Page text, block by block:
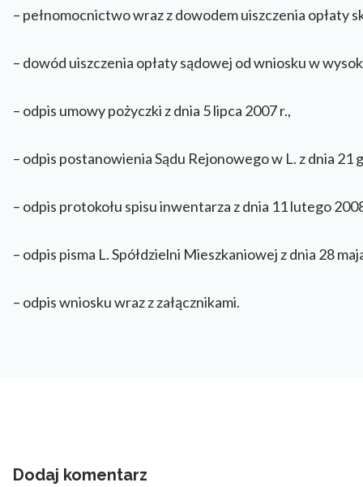
– pełnomocnictwo wraz z dowodem uiszczenia opłaty
– dowód uiszczenia opłaty sądowej od wniosku w
– odpis umowy pożyczki z dnia 5 lipca 2007 r.,
– odpis postanowienia Sądu Rejonowego w L. z dnia 21
– odpis protokołu spisu inwentarza z dnia 11 lutego
– odpis pisma L. Spółdzielni Mieszkaniowej z dnia 28
– odpis wniosku wraz z załącznikami.
Dodaj komentarz